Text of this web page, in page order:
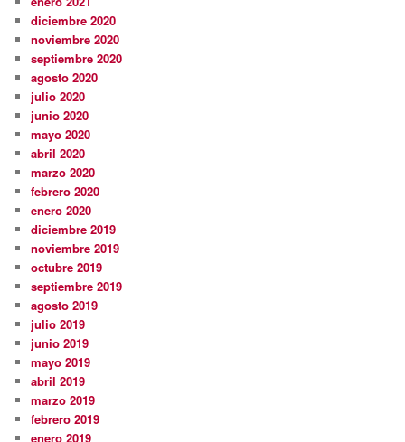
diciembre 2020
noviembre 2020
septiembre 2020
agosto 2020
julio 2020
junio 2020
mayo 2020
abril 2020
marzo 2020
febrero 2020
enero 2020
diciembre 2019
noviembre 2019
octubre 2019
septiembre 2019
agosto 2019
julio 2019
junio 2019
mayo 2019
abril 2019
marzo 2019
febrero 2019
enero 2019